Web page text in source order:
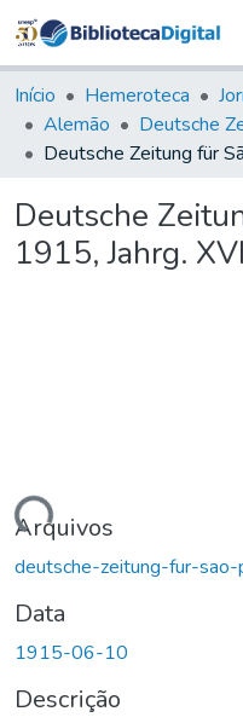
Início Hemeroteca
Alemão
Deutsche
Deutsche
1915, Jahrg.
Arquivos
deutsche-zeitung-fur-
Data
1915-06-10
Descrição